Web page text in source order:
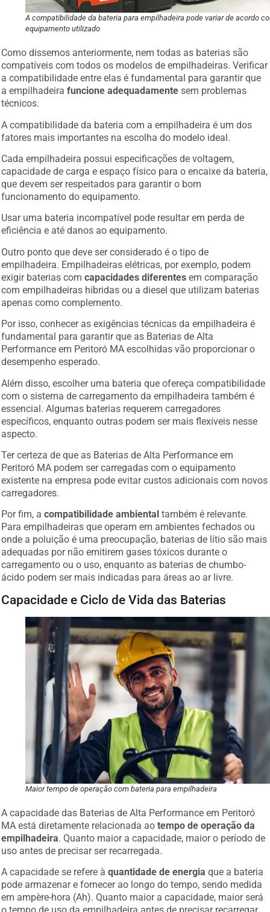
A compatibilidade da bateria para empilhadeira pode variar de acordo
equipamento utilizado
Como dissemos anteriormente, nem todas as baterias são
compatíveis com todos os modelos de empilhadeiras. Verificar
a compatibilidade entre elas é fundamental para garantir que
a empilhadeirafuncione adequadamente sem problemas
técnicos.
A compatibilidade da bateria com a empilhadeira é um dos
fatores mais importantes na escolha do modelo ideal.
Cada empilhadeira possui especificações de voltagem,
capacidade de carga e espaço físico para o encaixe da bateria,
que devem ser respeitados para garantir o bom
funcionamento do equipamento.
Usar uma bateria incompatível pode resultar em perda de
eficiência e até danos ao equipamento.
Outro ponto que deve ser considerado é o tipo de
empilhadeira. Empilhadeiras elétricas, por exemplo, podem
exigir baterias com
capacidades diferentes
em comparação
com empilhadeiras híbridas ou a diesel que utilizam baterias
apenas como complemento.
Por isso, conhecer as exigências técnicas da empilhadeira é
fundamental para garantir que as Baterias de Alta
Performance em Peritoró MA escolhidas vão proporcionar o
desempenho esperado.
Além disso, escolher uma bateria que ofereça compatibilidade
com o sistema de carregamento da empilhadeira também é
essencial. Algumas baterias requerem carregadores
específicos, enquanto outras podem ser mais flexíveis nesse
aspecto.
Ter certeza de que as Baterias de Alta Performance em
Peritoró MA podem ser carregadas com o equipamento
existente na empresa pode evitar custos adicionais com novos
carregadores.
Por fim, a compatibilidade ambiental também é relevante.
Para empilhadeiras que operam em ambientes fechados ou
onde a poluição é uma preocupação, baterias de lítio são mais
adequadas por não emitirem gases tóxicos durante o
carregamento ou o uso, enquanto as baterias de chumbo-
ácido podem ser mais indicadas para áreas ao ar livre.
Capacidade e Ciclo de Vida das Baterias
Maior tempo de operação com bateria para empilhadeira
A capacidade das Baterias de Alta Performance em Peritoró
MA está diretamente relacionada aotempo de operação da
empilhadeira . Quanto maior a capacidade, maior o período de
uso antes de precisar ser recarregada.
A capacidade se refere à quantidade de energia que a bateria
pode armazenar e fornecer ao longo do tempo, sendo medida
em ampère-hora (Ah). Quanto maior a capacidade, maior será
o tempo de uso da empilhadeira antes de precisar recarregar.